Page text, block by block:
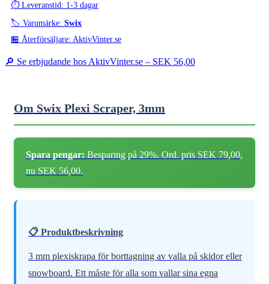
⏱️ Leveranstid: 1-3 dagar
🏷️ Varumärke: Swix
🏪 Återförsäljare: AktivVinter.se
🔎 Se erbjudande hos AktivVinter.se – SEK 56,00
Om Swix Plexi Scraper, 3mm
Spara pengar: Besparing på 29%. Ord. pris SEK 79,00,
nu SEK 56,00.
📋 Produktbeskrivning
3 mm plexiskrapa för borttagning av valla på skidor eller
snowboard. Ett måste för alla som vallar sina egna